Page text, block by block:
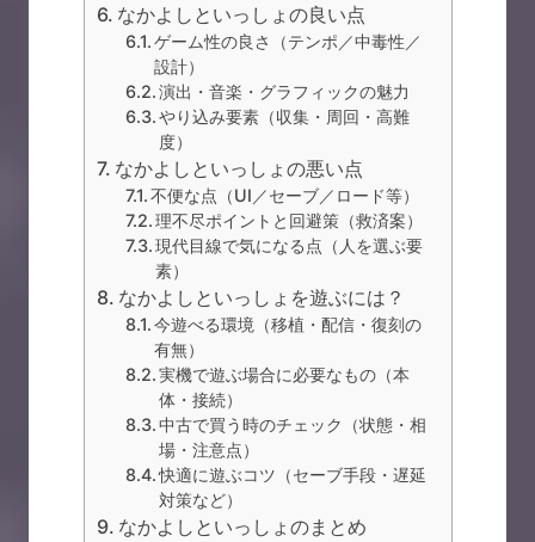
なかよしといっしょの良い点
ゲーム性の良さ（テンポ／中毒性／
設計）
演出・音楽・グラフィックの魅力
やり込み要素（収集・周回・高難
度）
なかよしといっしょの悪い点
不便な点（UI／セーブ／ロード等）
理不尽ポイントと回避策（救済案）
現代目線で気になる点（人を選ぶ要
素）
なかよしといっしょを遊ぶには？
今遊べる環境（移植・配信・復刻の
有無）
実機で遊ぶ場合に必要なもの（本
体・接続）
中古で買う時のチェック（状態・相
場・注意点）
快適に遊ぶコツ（セーブ手段・遅延
対策など）
なかよしといっしょのまとめ